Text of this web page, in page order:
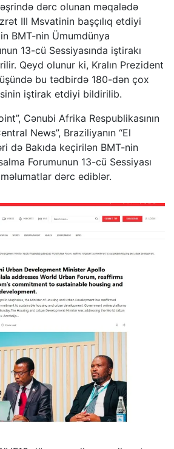
dərc olunan məqalədə
III Msvatinin başçılıq etdiyi
BMT-nin Ümumdünya
13-cü Sessiyasında iştirakı
Qeyd olunur ki, Kralın Prezident
bu tədbirdə 180-dən çox
iştirak etdiyi bildirilib.
Cənubi Afrika Respublikasının
News”, Braziliyanın “El
də Bakıda keçirilən BMT-nin
Forumunun 13-cü Sessiyası
dərc ediblər.